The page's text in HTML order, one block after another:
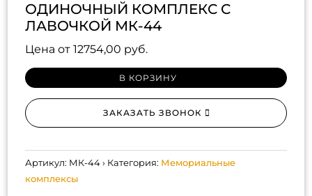
ОДИНОЧНЫЙ КОМПЛЕКС С
ЛАВОЧКОЙ МК-44
Цена от12754,00 руб.
В КОРЗИНУ
ЗАКАЗАТЬ ЗВОНОК
Артикул: МК-44 Категория: Мемориальные
комплексы